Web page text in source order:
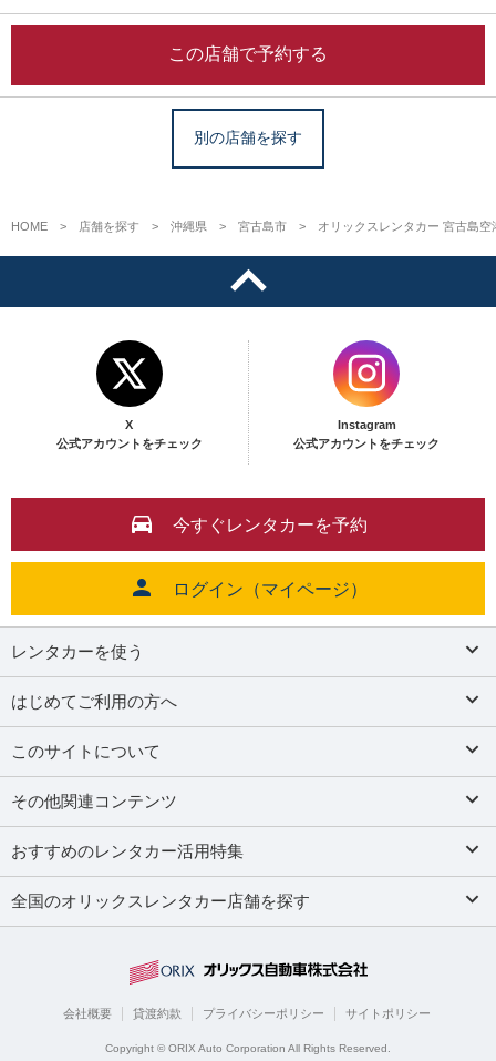
この店舗で予約する
別の店舗を探す
HOME 店舗を探す 沖縄県 宮古島市 オリックスレンタカー 宮古島空
X
公式アカウントをチェック
Instagram
公式アカウントをチェック
今すぐレンタカーを予約
ログイン（マイページ）
レンタカーを使う
はじめてご利用の方へ
このサイトについて
その他関連コンテンツ
おすすめのレンタカー活用特集
全国のオリックスレンタカー店舗を探す
会社概要 貸渡約款 プライバシーポリシー サイトポリシー
Copyright © ORIX Auto Corporation All Rights Reserved.